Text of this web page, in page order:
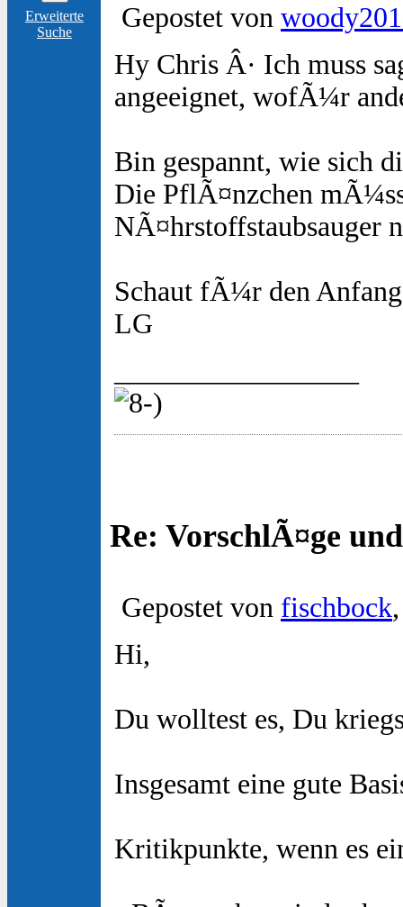
Erweiterte
Suche
Gepostet von
Hy Chris Â· Ich muss
angeeignet, wofÃ¼r
Bin gespannt, wie sich
Die PflÃ¤nzchen
NÃ¤hrstoffstaubsauger
Schaut fÃ¼r den
LG
Re: VorschlÃ¤ge
Gepostet von fischbock
Hi,
Du wolltest es, Du
Insgesamt eine gute
Kritikpunkte, wenn es